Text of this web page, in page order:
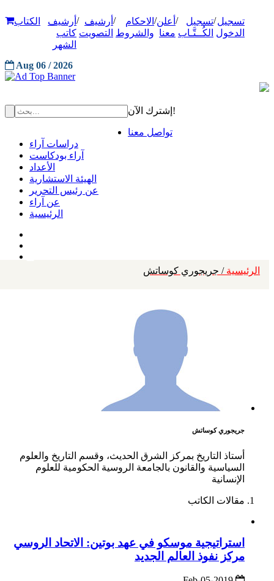
تسجيل
الدخول
/تسجيل
الكُــتَّـاب
/ أعلن
معنا
/ الاحكام
والشروط
/ أرشيف
التصويت
/ أرشيف
كاتب
الشهر
الكتاب
Aug 06 / 2026
إشترك الآن!
تواصل معنا
دراسات آراء
آراء بودكاست
الأعداد
الهيئة الاستشارية
عن رئيس التحرير
عن آراء
الرئيسية
الرئيسية / جريجوري كوساتش
جريجوري كوساتش
أستاذ التاريخ بمركز الشرق الحديث، وقسم التاريخ والعلوم
السياسية والقانون بالجامعة الروسية الحكومية للعلوم
الإنسانية
مقالات الكاتب
استراتيجية موسكو في عهد بوتين: الاتحاد الروسي
مركز نفوذ العالم الجديد